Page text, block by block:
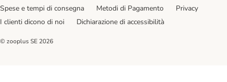
Spese e tempi di consegna
Metodi di Pagamento
Privacy
I clienti dicono di noi
Dichiarazione di accessibilità
© zooplus SE 2026